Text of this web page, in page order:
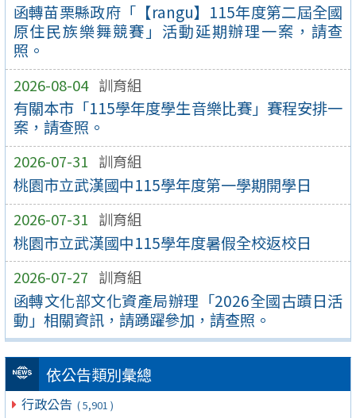
函轉苗栗縣政府「【rangu】115年度第二屆全國
原住民族樂舞競賽」活動延期辦理一案，請查
照。
2026-08-04 訓育組
有關本市「115學年度學生音樂比賽」賽程安排一
案，請查照。
2026-07-31 訓育組
桃園市立武漢國中115學年度第一學期開學日
2026-07-31 訓育組
桃園市立武漢國中115學年度暑假全校返校日
2026-07-27 訓育組
函轉文化部文化資產局辦理「2026全國古蹟日活
動」相關資訊，請踴躍參加，請查照。
依公告類別彙總
行政公告 ( 5,901 )